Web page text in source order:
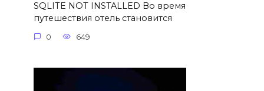
SQLITE NOT INSTALLED Во время
путешествия отель становится
0 649